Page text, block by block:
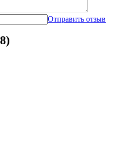
Отправить отзыв